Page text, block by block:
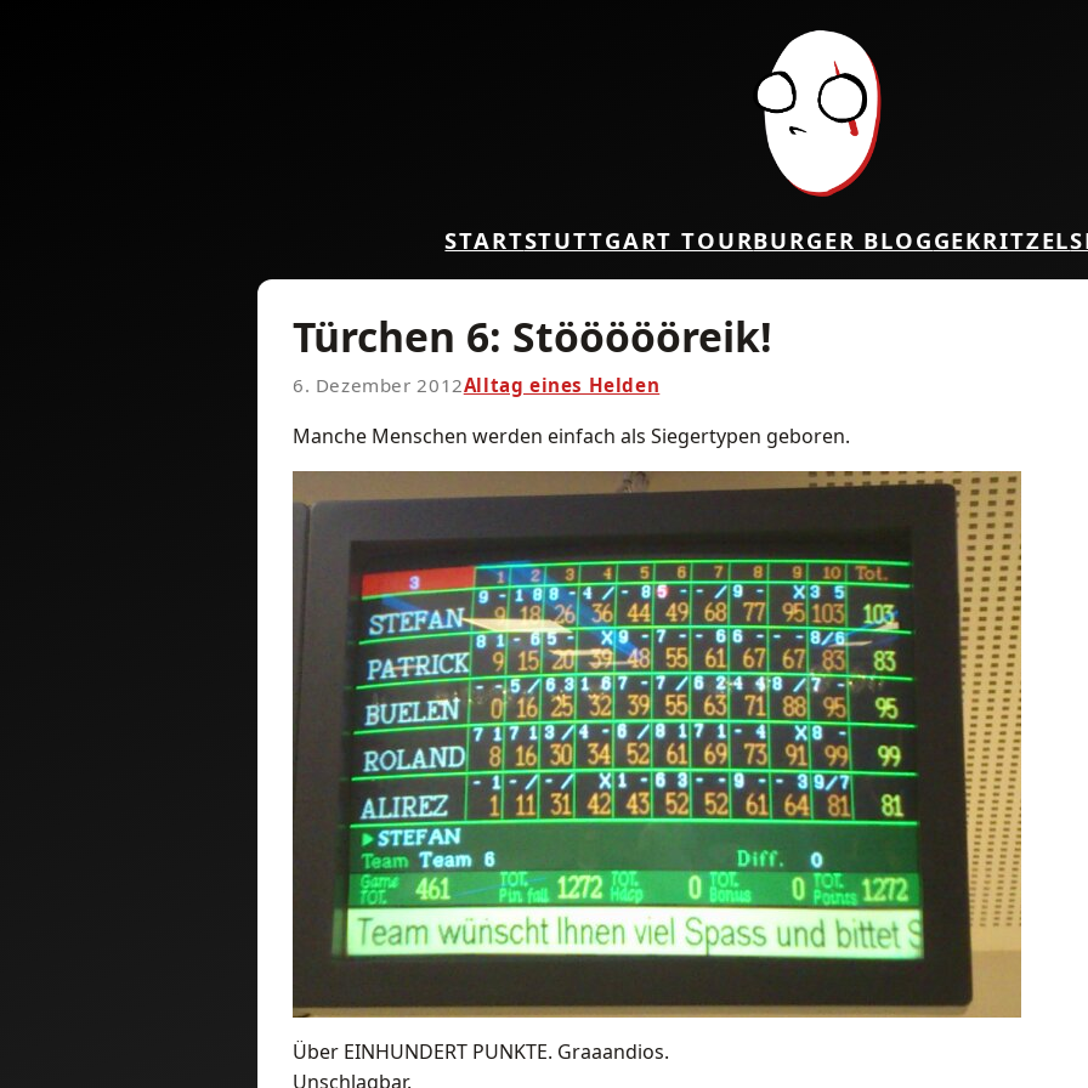
STARTSTUTTGART TOURBURGER BLOGGEKRITZEL
Türchen 6: Stöööööreik!
6. Dezember 2012Alltag eines Helden
Manche Menschen werden einfach als Siegertypen geboren.
Über EINHUNDERT PUNKTE. Graaandios.
Unschlagbar.